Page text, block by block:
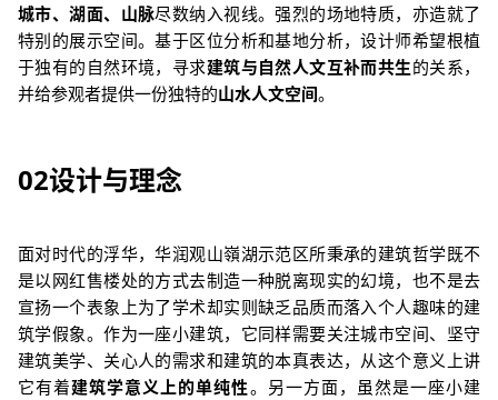
城市、湖面、山脉尽数纳入视线。强烈的场地特质，亦造就了
特别的展示空间。基于区位分析和基地分析，设计师希望根植
于独有的自然环境，寻求建筑与自然人文互补而共生的关系，
并给参观者提供一份独特的山水人文空间。
02设计与理念
面对时代的浮华，华润观山嶺湖示范区所秉承的建筑哲学既不
是以网红售楼处的方式去制造一种脱离现实的幻境，也不是去
宣扬一个表象上为了学术却实则缺乏品质而落入个人趣味的建
筑学假象。作为一座小建筑，它同样需要关注城市空间、坚守
建筑美学、关心人的需求和建筑的本真表达，从这个意义上讲
它有着建筑学意义上的单纯性。另一方面，虽然是一座小建